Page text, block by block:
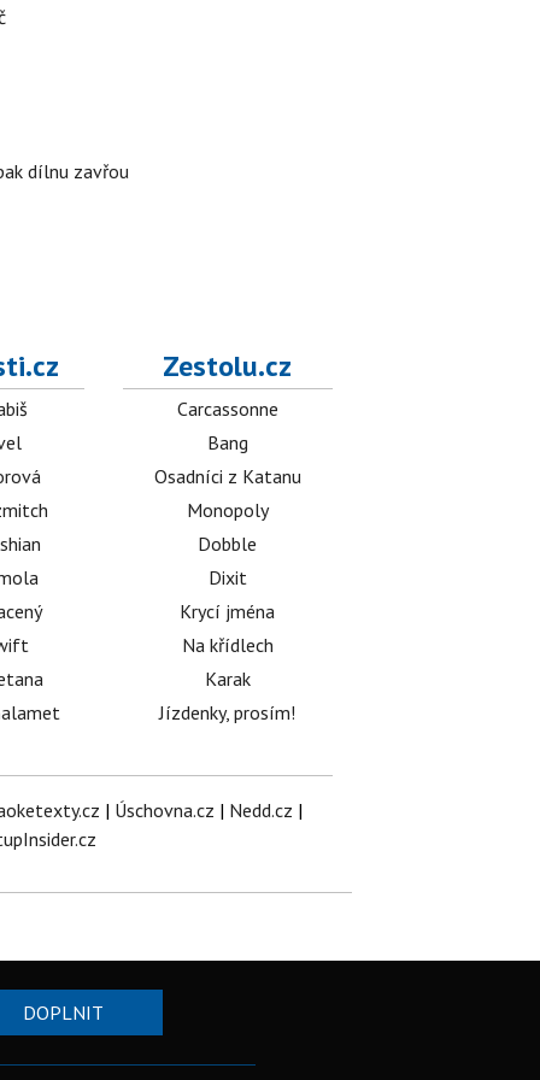
dílnu zavřou
Zestolu.cz
Carcassonne
Bang
Osadníci z Katanu
Monopoly
Dobble
Dixit
Krycí jména
Na křídlech
Karak
Jízdenky, prosím!
| Úschovna.cz | Nedd.cz |
DOPLNIT